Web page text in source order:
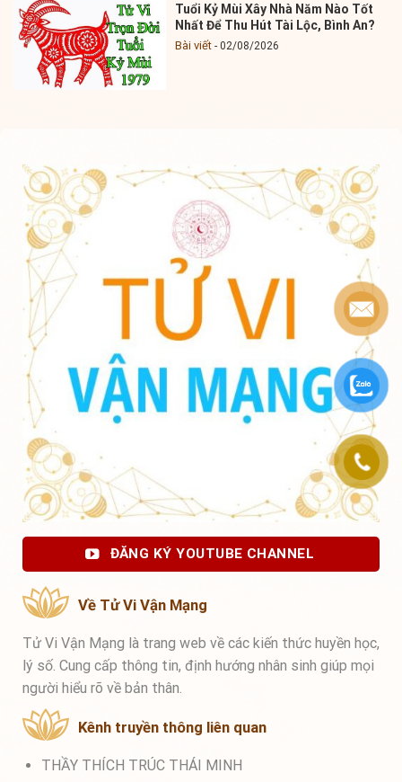
Tuổi Kỷ Mùi Xây Nhà Năm Nào Tốt
Nhất Để Thu Hút Tài Lộc, Bình An?
Bài viết 02/08/2026
ĐĂNG KÝ YOUTUBE CHANNEL
Về Tử Vi Vận Mạng
Tử Vi Vận Mạng là trang web về các kiến thức huyền học,
lý số. Cung cấp thông tin, định hướng nhân sinh giúp mọi
người hiểu rõ về bản thân.
Kênh truyền thông liên quan
THẦY THÍCH TRÚC THÁI MINH